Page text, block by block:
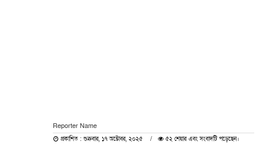
Reporter Name
প্রকাশিত : শুক্রবার, ১৭ অক্টোবর, ২০২৫ ৫২ শেয়ার এবং সংবাদটি পড়েছেন।